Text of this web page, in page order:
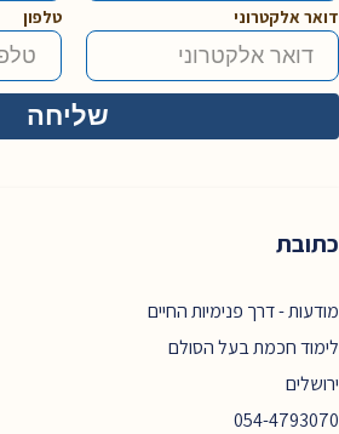
דואר אלקטרוני טלפון
כתובת
מודעות - דרך פנימיות החיים
לימוד חכמת בעל הסולם
ירושלים
054-4793070